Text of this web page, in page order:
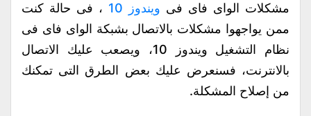
مشكلات الواى فاى فى ويندوز 10
، فى حالة كنت
ممن يواجهوا مشكلات بالاتصال بشبكة الواى فاى فى
نظام التشغيل ويندوز 10، ويصعب عليك الاتصال
بالانترنت، فسنعرض عليك بعض الطرق التى تمكنك
من إصلاح المشكلة.